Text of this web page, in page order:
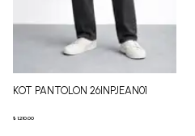
KOT PANTOLON 26INPJEAN01
₺ 1,210.00